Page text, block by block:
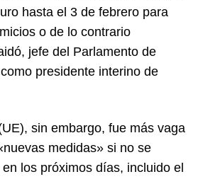
hasta el 3 de febrero para
o de lo contrario
jefe del Parlamento de
presidente interino de
sin embargo, fue más vaga
medidas» si no se
los próximos días, incluido el